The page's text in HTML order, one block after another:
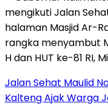
Jalan Sehat Maulid
Kalteng Ajak Warga